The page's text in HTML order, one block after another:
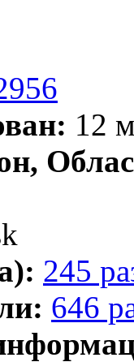
12
245
646